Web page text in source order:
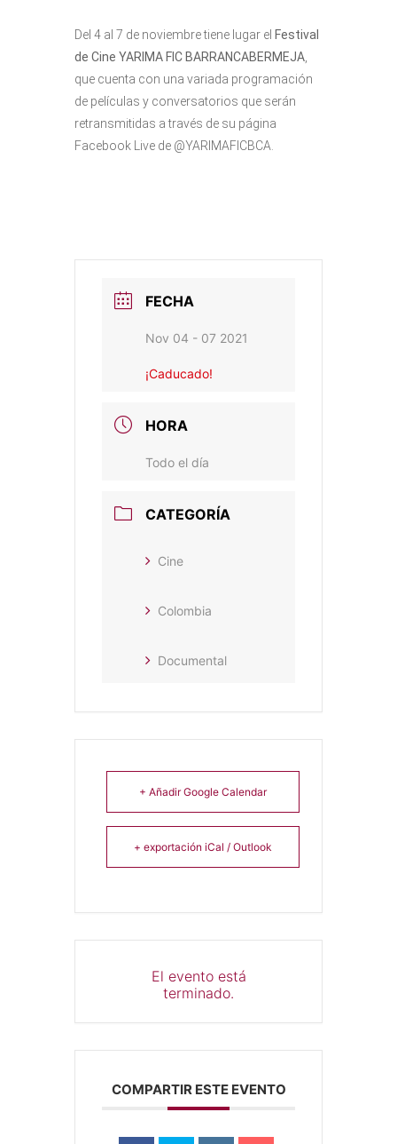
Del 4 al 7 de noviembre tiene lugar el Festival
de Cine YARIMA FIC BARRANCABERMEJA,
que cuenta con una variada programación
de películas y conversatorios que serán
retransmitidas a través de su página
Facebook Live de @YARIMAFICBCA.
FECHA
Nov 04 - 07 2021
¡Caducado!
HORA
Todo el día
CATEGORÍA
Cine
Colombia
Documental
+ Añadir Google Calendar
+ exportación iCal / Outlook
El evento está
terminado.
COMPARTIR ESTE EVENTO